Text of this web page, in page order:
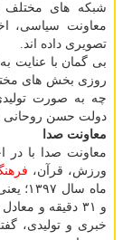
شبكه های مختلف
معاونت سیاسی،
تصویری داده اند.
بی گمان با عنایت
روزی بخش های
چه به صورت
دولت حسن روحانی
معاونت صدا
معاونت صدا با در
ورزش، قرآن،
خبری و تولیدی،